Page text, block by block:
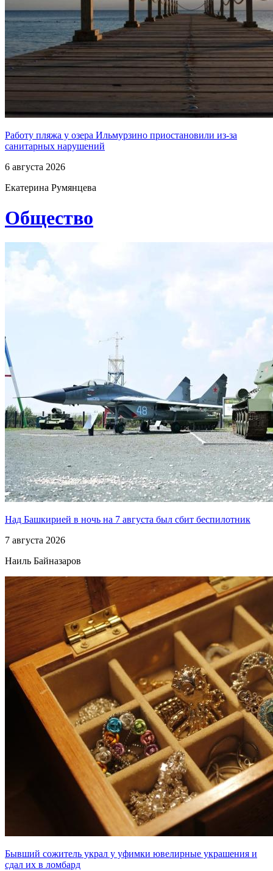
Работу пляжа у озера Ильмурзино приостановили из-за
санитарных нарушений
6 августа 2026
Екатерина Румянцева
Общество
Над Башкирией в ночь на 7 августа был сбит беспилотник
7 августа 2026
Наиль Байназаров
Бывший сожитель украл у уфимки ювелирные украшения и
сдал их в ломбард